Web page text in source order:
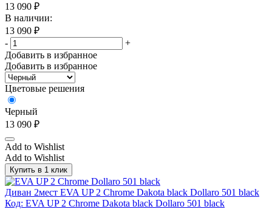
13 090 ₽
В наличии:
13 090 ₽
-
+
Добавить в избранное
Добавить в избранное
Цветовые решения
Черный
13 090 ₽
Add to Wishlist
Add to Wishlist
Купить в 1 клик
Диван 2мест EVA UP 2 Chrome Dakota black Dollaro 501 black
Код: EVA UP 2 Chrome Dakota black Dollaro 501 black